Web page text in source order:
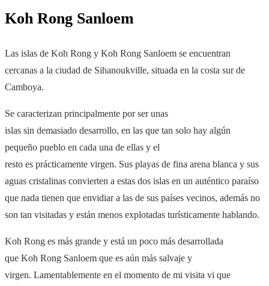
Koh Rong Sanloem
Las islas de Koh Rong y Koh Rong Sanloem se encuentran
cercanas a la ciudad de Sihanoukville, situada en la costa sur de
Camboya.
Se caracterizan principalmente por ser unas
islas sin demasiado desarrollo, en las que tan solo hay algún
pequeño pueblo en cada una de ellas y el
resto es prácticamente virgen. Sus playas de fina arena blanca y sus
aguas cristalinas convierten a estas dos islas en un auténtico paraíso
que nada tienen que envidiar a las de sus países vecinos, además no
son tan visitadas y están menos explotadas turísticamente hablando.
Koh Rong es más grande y está un poco más desarrollada
que Koh Rong Sanloem que es aún más salvaje y
virgen. Lamentablemente en el momento de mi visita vi que